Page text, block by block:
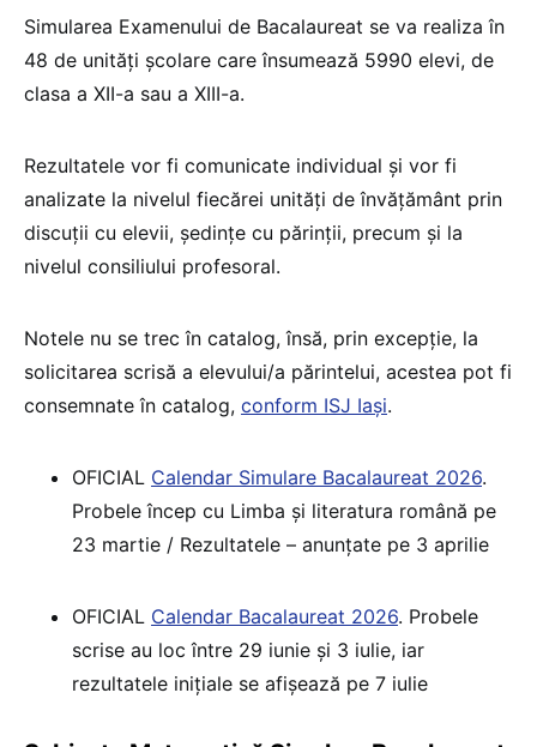
Simularea Examenului de Bacalaureat se va realiza în
48 de unități școlare care însumează 5990 elevi, de
clasa a XII-a sau a XIII-a.
Rezultatele vor fi comunicate individual și vor fi
analizate la nivelul fiecărei unități de învățământ prin
discuții cu elevii, ședințe cu părinții, precum și la
nivelul consiliului profesoral.
Notele nu se trec în catalog, însă, prin excepție, la
solicitarea scrisă a elevului/a părintelui, acestea pot fi
consemnate în catalog, conform ISJ Iași.
OFICIAL Calendar Simulare Bacalaureat 2026.
Probele încep cu Limba și literatura română pe
23 martie / Rezultatele – anunțate pe 3 aprilie
OFICIAL Calendar Bacalaureat 2026. Probele
scrise au loc între 29 iunie și 3 iulie, iar
rezultatele inițiale se afișează pe 7 iulie